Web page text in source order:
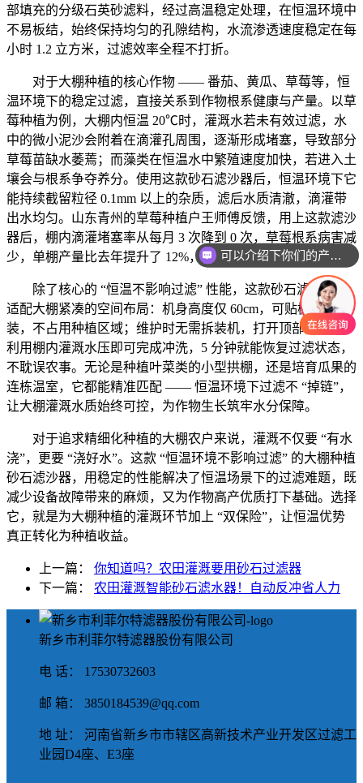
部填充的分级石英砂滤料，经过高温稳定处理，在恒温环境中
不易板结，始终保持均匀的孔隙结构，水流渗透速度稳定在每
小时 1.2 立方米，过滤效率全程不打折。
对于大棚种植的核心作物 —— 番茄、黄瓜、草莓等，恒
温环境下的稳定过滤，直接关系到作物根系健康与产量。以草
莓种植为例，大棚内恒温 20℃时，灌溉水若未有效过滤，水
中的微小泥沙会附着在滴灌孔周围，逐渐形成堵塞，导致部分
草莓苗缺水萎蔫；而藻类在恒温水中繁殖速度加快，若进入土
壤会与根系争夺养分。使用这款砂石滤沙器后，恒温环境下它
能持续截留粒径 0.1mm 以上的杂质，滤后水质清澈，滴灌带
出水均匀。山东青州的草莓种植户王师傅反馈，用上这款滤沙
器后，棚内滴灌堵塞率从每月 3 次降到 0 次，草莓根系病害减
少，单棚产量比去年提升了 12%，果实甜度也更稳定。
除了核心的 “恒温不影响过滤” 性能，这款砂石滤沙器还
适配大棚紧凑的空间布局：机身高度仅 60cm，可贴棚边安
装，不占用种植区域；维护时无需拆装机，打开顶部反冲阀，
利用棚内灌溉水压即可完成冲洗，5 分钟就能恢复过滤状态，
不耽误农事。无论是种植叶菜类的小型拱棚，还是培育瓜果的
连栋温室，它都能精准匹配 —— 恒温环境下过滤不 “掉链”，
让大棚灌溉水质始终可控，为作物生长筑牢水分保障。
对于追求精细化种植的大棚农户来说，灌溉不仅要 “有水
浇”，更要 “浇好水”。这款 “恒温环境不影响过滤” 的大棚种植
砂石滤沙器，用稳定的性能解决了恒温场景下的过滤难题，既
减少设备故障带来的麻烦，又为作物高产优质打下基础。选择
它，就是为大棚种植的灌溉环节加上 “双保险”，让恒温优势
真正转化为种植收益。
上一篇： 你知道吗？农田灌溉要用砂石过滤器
下一篇： 农田灌溉智能砂石滤水器！自动反冲省人力
新乡市利菲尔特滤器股份有限公司
电 话： 17530732603
邮 箱： 3850184539@qq.com
地 址： 河南省新乡市市辖区高新技术产业开发区过滤工
业园D4座、E3座
可以介绍下你们的产品么